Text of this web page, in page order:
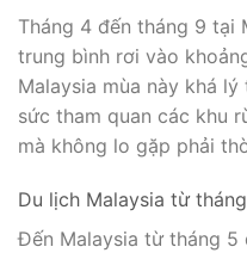
Tháng 4 đến tháng 9 tại
trung bình rơi vào
Malaysia mùa này khá
sức tham quan các khu
mà không lo gặp phải
Du lịch Malaysia từ
Đến Malaysia từ tháng 5